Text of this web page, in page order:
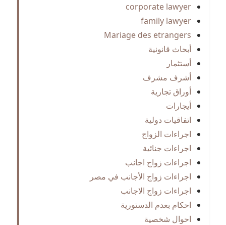
corporate lawyer
family lawyer
Mariage des etrangers
أبحاث قانونية
أستثمار
أشرف مشرف
أوراق تجارية
أيجارات
اتفاقيات دولية
اجراءات الزواج
اجراءات جنائية
اجراءات زواج اجانب
اجراءات زواج الأجانب في مصر
اجراءات زواج الاجانب
احكام بعدم الدستورية
احوال شخصية